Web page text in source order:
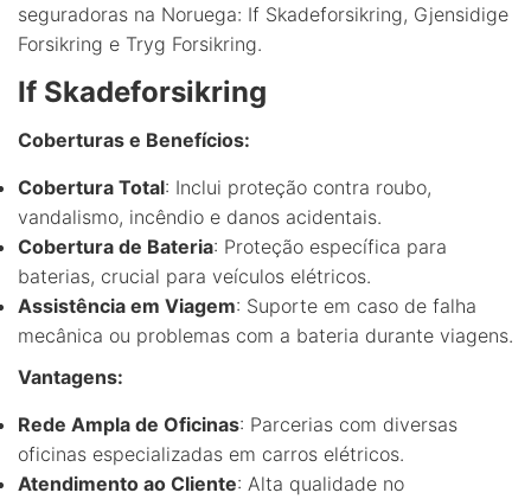
seguradoras na Noruega: If Skadeforsikring, Gjensidige
Forsikring e Tryg Forsikring.
If Skadeforsikring
Coberturas e Benefícios:
Cobertura Total: Inclui proteção contra roubo,
vandalismo, incêndio e danos acidentais.
Cobertura de Bateria: Proteção específica para
baterias, crucial para veículos elétricos.
Assistência em Viagem: Suporte em caso de falha
mecânica ou problemas com a bateria durante viagens.
Vantagens:
Rede Ampla de Oficinas: Parcerias com diversas
oficinas especializadas em carros elétricos.
Atendimento ao Cliente: Alta qualidade no